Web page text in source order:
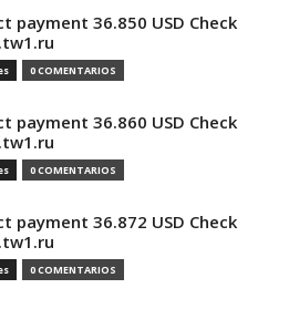
payment 36.850 USD Check
0 COMENTARIOS
payment 36.860 USD Check
0 COMENTARIOS
payment 36.872 USD Check
0 COMENTARIOS